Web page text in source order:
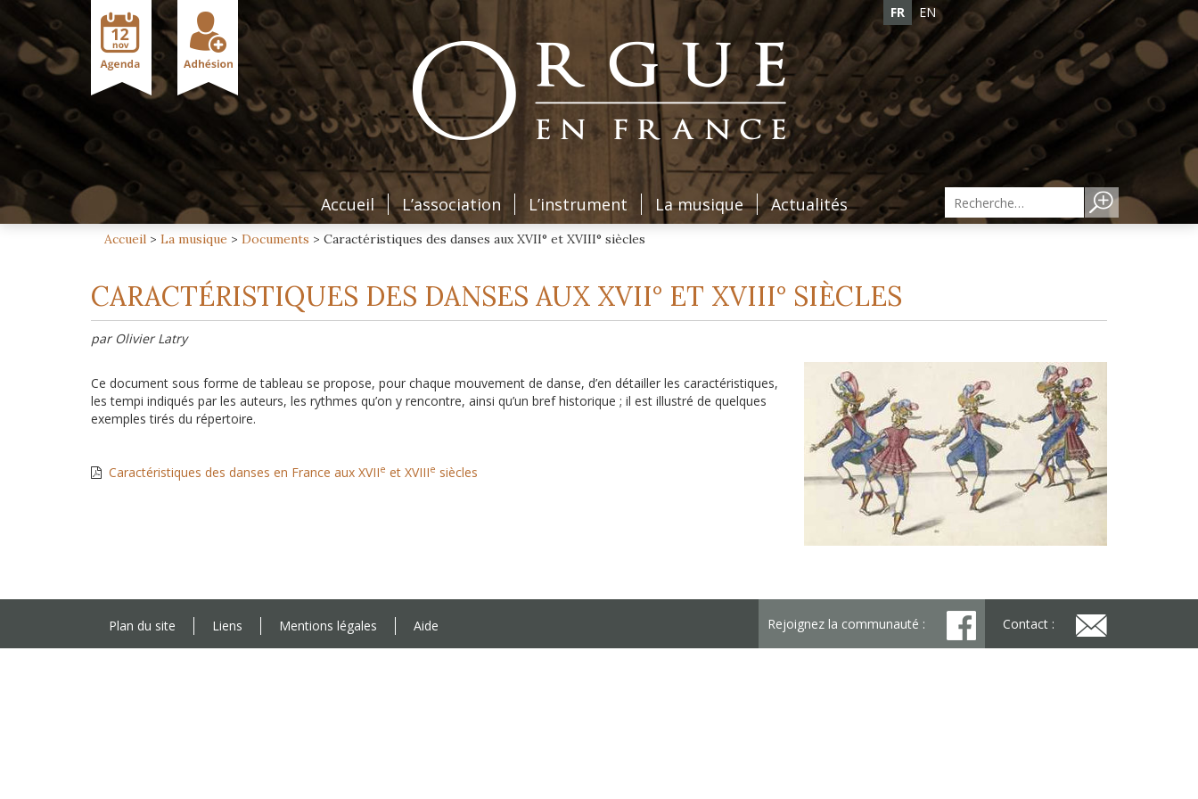
FR EN
Accueil L’association L’instrument La musique Actualités
Accueil > La musique > Documents > Caractéristiques des danses aux XVII° et XVIII° siècles
CARACTÉRISTIQUES DES DANSES AUX XVII° ET XVIII° SIÈCLES
par Olivier Latry
Ce document sous forme de tableau se propose, pour chaque mouvement de danse, d’en détailler les caractéristiques,
les tempi indiqués par les auteurs, les rythmes qu’on y rencontre, ainsi qu’un bref historique ; il est illustré de quelques
exemples tirés du répertoire.
Caractéristiques des danses en France aux XVIIe et XVIIIe siècles
Plan du site Liens Mentions légales Aide Rejoignez la communauté : Contact :